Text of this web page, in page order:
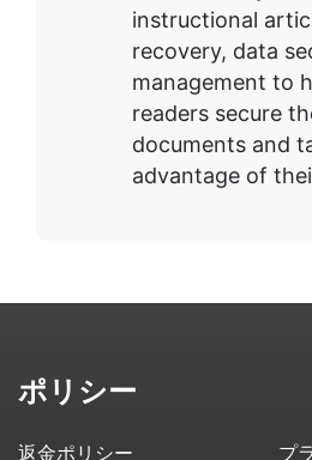
instructional
recovery, data
management to
readers secure
documents and
advantage of
ポリシー
返金ポリシー プ